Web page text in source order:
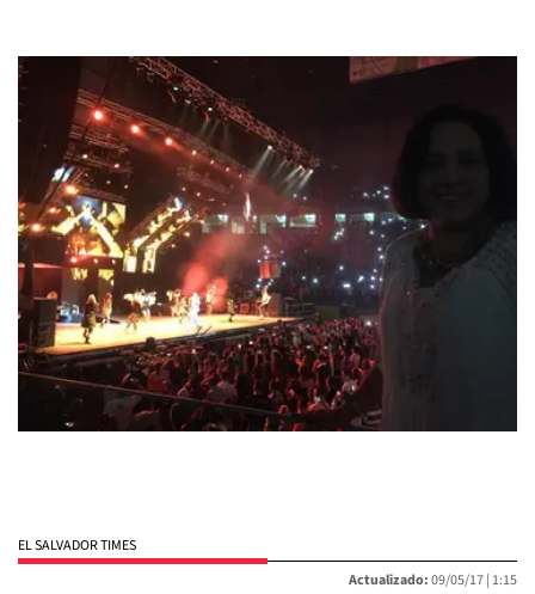
EL SALVADOR TIMES
Actualizado:09/05/17 | 1:15